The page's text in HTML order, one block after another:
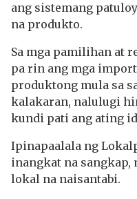
ang sistemang
na produkto.
Sa mga pamilihan at
pa rin ang mga
produktong mula sa
kalakaran, nalulugi
kundi pati ang ating
Ipinapaalala ng
inangkat na sangkap,
lokal na naisantabi.